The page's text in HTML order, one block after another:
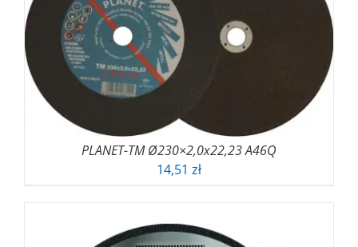
PLANET-TM Ø230×2,0x22,23 A46Q
14,51 zł